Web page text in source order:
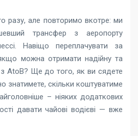
разу, але повторимо вкотре: ми
трансфер з аеропорту
Навіщо переплачувати за
можна отримати надійну та
AtoB? Ще до того, як ви сядете
знатимете, скільки коштуватиме
– ніяких додаткових
давати чайові водієві — вже